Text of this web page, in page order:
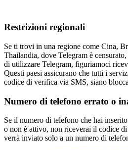
Restrizioni regionali
Se ti trovi in una regione come Cina,
Thailandia, dove Telegram è
di utilizzare Telegram, figuriamoci
Questi paesi assicurano che tutti i
codice di verifica via SMS, siano
Numero di telefono errato o
Se il numero di telefono che hai
o non è attivo, non riceverai il codice
verrà inviato solo a un numero di